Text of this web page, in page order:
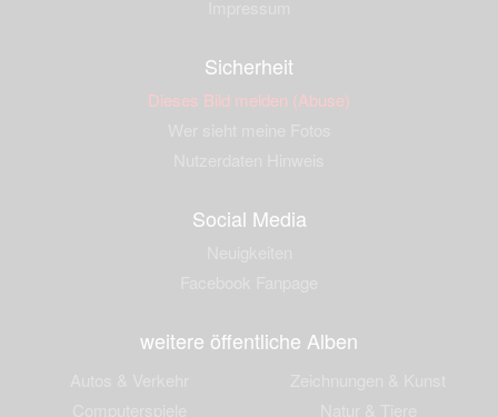
Sicherheit
Dieses Bild melden (Abuse)
Social Media
weitere öffentliche Alben